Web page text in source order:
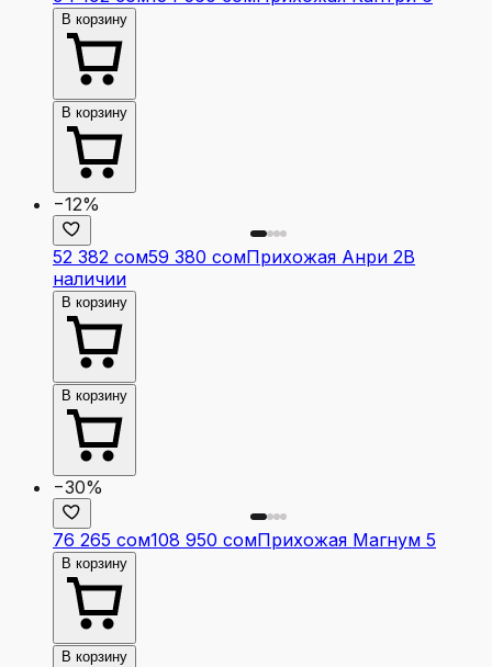
В корзину
В корзину
−12%
52 382 сом59 380 сомПрихожая Анри 2В
наличии
В корзину
В корзину
−30%
76 265 сом108 950 сомПрихожая Магнум 5
В корзину
В корзину